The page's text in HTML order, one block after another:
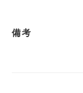
備考